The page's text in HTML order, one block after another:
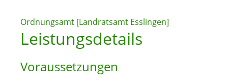
Ordnungsamt [Landratsamt Esslingen]
Leistungsdetails
Voraussetzungen